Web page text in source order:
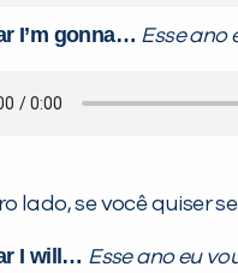
I’m gonna… Esse ano
lado, se você quiser
I will… Esse ano eu